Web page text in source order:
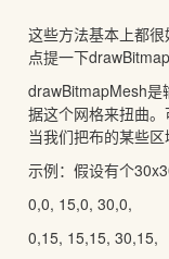
这些方法基本上都
点提一下
drawBitmapMesh是
据这个网格来扭曲。
当我们把布的某些
示例：假设有个
0,0, 15,0, 30,0,
0,15, 15,15, 30,15,